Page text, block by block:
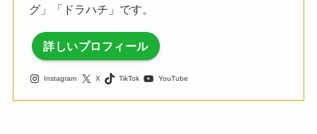
グ」「ドラハチ」です。
詳しいプロフィール
Instagram X TikTok YouTube